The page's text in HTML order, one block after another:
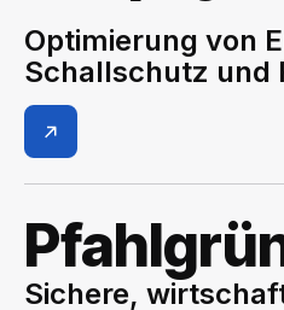
Optimierung von
Schallschutz und
Sichere,